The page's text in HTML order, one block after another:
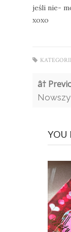
jeśli nie-
xoxo
â†
YOU